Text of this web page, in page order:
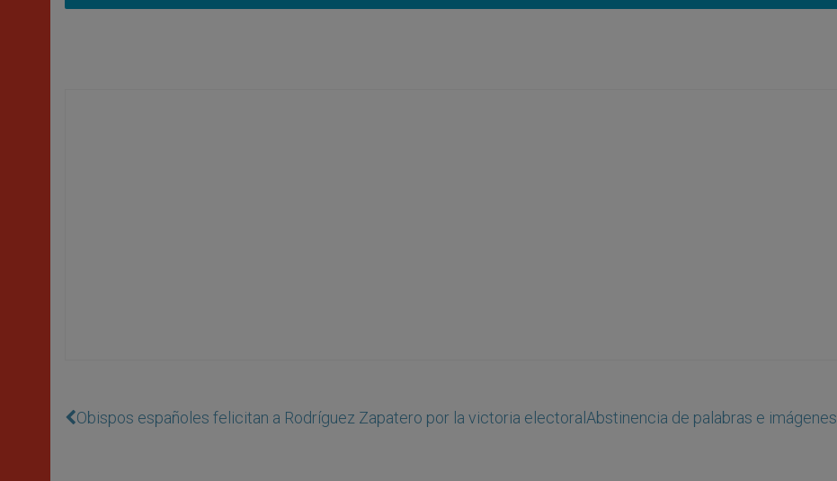
Obispos españoles felicitan a Rodríguez Zapatero por la victoria electoralAbstinencia de palabras e imágenes